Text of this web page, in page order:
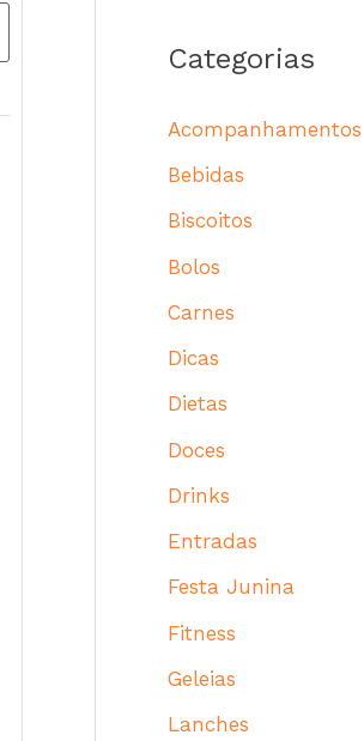
Categorias
Acompanhamentos
Bebidas
Biscoitos
Bolos
Carnes
Dicas
Dietas
Doces
Drinks
Entradas
Festa Junina
Fitness
Geleias
Lanches